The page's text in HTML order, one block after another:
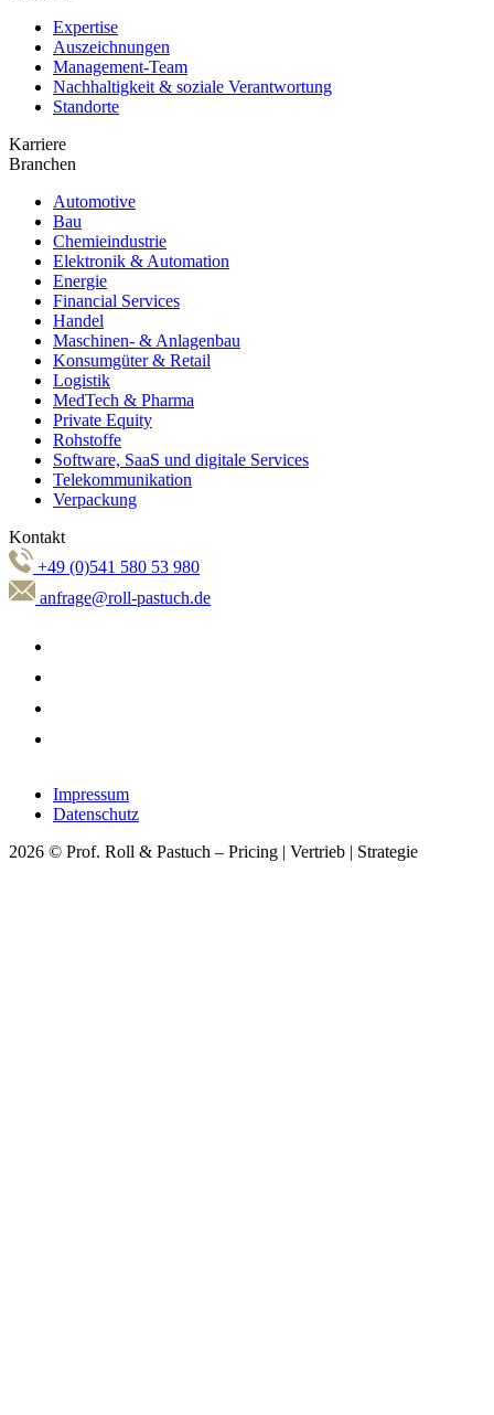
Expertise
Auszeichnungen
Management-Team
Nachhaltigkeit & soziale Verantwortung
Standorte
Karriere
Branchen
Automotive
Bau
Chemieindustrie
Elektronik & Automation
Energie
Financial Services
Handel
Maschinen- & Anlagenbau
Konsumgüter & Retail
Logistik
MedTech & Pharma
Private Equity
Rohstoffe
Software, SaaS und digitale Services
Telekommunikation
Verpackung
Kontakt
+49 (0)541 580 53 980
anfrage@roll-pastuch.de
Impressum
Datenschutz
2026 © Prof. Roll & Pastuch – Pricing | Vertrieb | Strategie